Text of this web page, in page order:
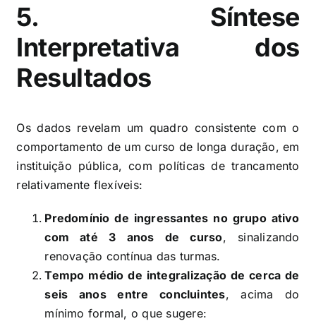
5. Síntese
Interpretativa dos
Resultados
Os dados revelam um quadro consistente com o
comportamento de um curso de longa duração, em
instituição pública, com políticas de trancamento
relativamente flexíveis:
Predomínio de ingressantes no grupo ativo
com até 3 anos de curso, sinalizando
renovação contínua das turmas.
Tempo médio de integralização de cerca de
seis anos entre concluintes, acima do
mínimo formal, o que sugere: